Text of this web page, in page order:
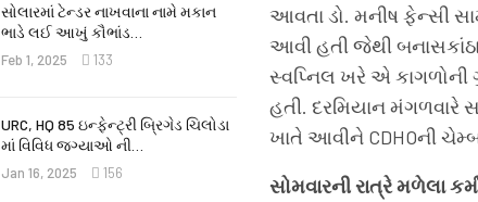
સોલારમાં ટેન્ડર નાખવાના નામે મકાન
ભાડે લઈ આખું કૌભાંડ…
Feb 1, 2025 133
URC, HQ 85 ઇન્ફેન્ટ્રી બ્રિગેડ ચિલોડા
માં વિવિધ જગ્યાઓ ની…
Jan 16, 2025 156
આવતા ડો. મનીષ ફેન્સી
આવી હતી જેથી
સ્વપ્નિલ ખરે એ કાગળોની
હતી. દરમિયાન મંગળવારે
ખાતે આવીને CDHOની
સોમવારની રાત્રે મળેલા